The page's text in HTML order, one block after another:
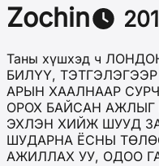
Zochin
Таны хүшхэд ч
БИЛҮҮ,
АРЫН ХААЛНААР
ОРОХ БАЙСАН
ЭХЛЭН ХИЙЖ ШУУД
ШУДАРНА ЁСНЫ
АЖИЛЛАХ УУ, ОДОО